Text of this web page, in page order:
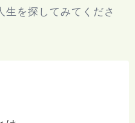
生を探してみてくださ